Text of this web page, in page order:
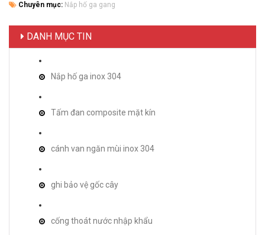
Chuyên mục: Nắp hố ga gang
DANH MỤC TIN
Nắp hố ga inox 304
Tấm đan composite mặt kín
cánh van ngăn mùi inox 304
ghi bảo vệ gốc cây
cống thoát nước nhập khẩu